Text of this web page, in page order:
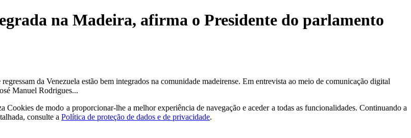
na Madeira, afirma o Presidente do parlamento
da Venezuela estão bem integrados na comunidade madeirense. Em entrevista ao meio de comunicação digital
Manuel Rodrigues...
Cookies de modo a proporcionar-lhe a melhor experiência de navegação e aceder a todas as funcionalidades. Continuando a
consulte a Política de proteção de dados e de privacidade.